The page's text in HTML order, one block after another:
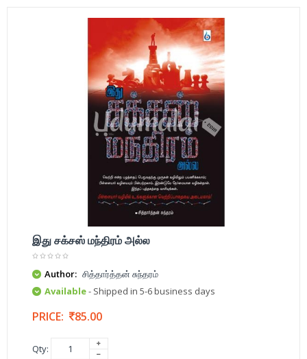
இது சக்சஸ் மந்திரம் அல்ல
Author: சித்தார்த்தன் சுந்தரம்
Available- Shipped in 5-6 business days
PRICE: 85.00
Qty: